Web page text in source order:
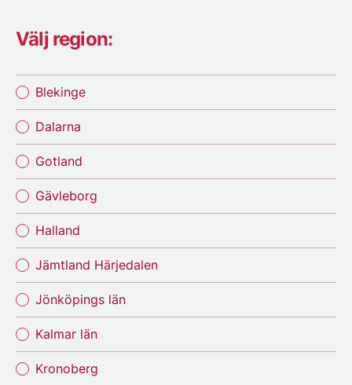
Välj region:
Blekinge
Dalarna
Gotland
Gävleborg
Halland
Jämtland Härjedalen
Jönköpings län
Kalmar län
Kronoberg